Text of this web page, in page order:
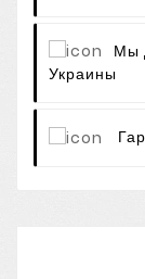
Мы
Украины